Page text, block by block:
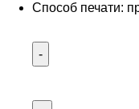
Способ печати: